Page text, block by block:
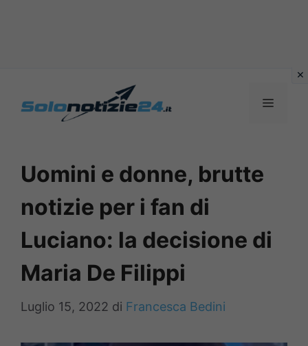
MENU
Uomini e donne, brutte
notizie per i fan di
Luciano: la decisione di
Maria De Filippi
Luglio 15, 2022 di Francesca Bedini